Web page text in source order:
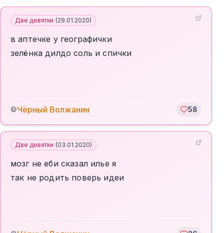
Две девятки (29.01.2020)
в аптечке у географички
зелёнка дилдо соль и спички
©Чёрный Волжанин 58
Две девятки (03.01.2020)
мозг не еби сказал илье я
так не родить поверь идеи